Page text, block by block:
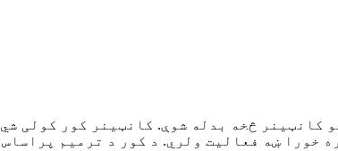
خورا ښه فعالیت ولري. د کور د ترمیم